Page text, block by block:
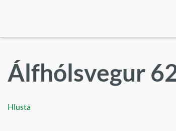
Álfhólsvegur
Hlusta